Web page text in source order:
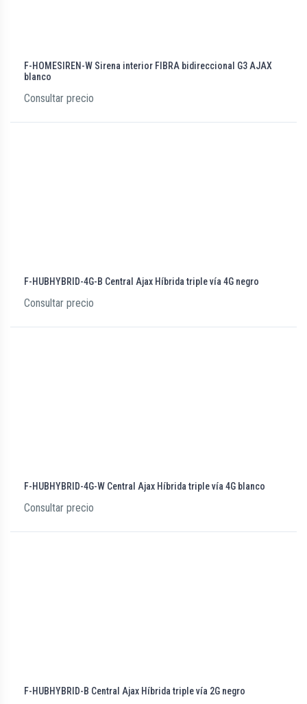
F-HOMESIREN-W Sirena interior FIBRA bidireccional G3 AJAX
blanco
Consultar precio
F-HUBHYBRID-4G-B Central Ajax Híbrida triple vía 4G negro
Consultar precio
F-HUBHYBRID-4G-W Central Ajax Híbrida triple vía 4G blanco
Consultar precio
F-HUBHYBRID-B Central Ajax Híbrida triple vía 2G negro